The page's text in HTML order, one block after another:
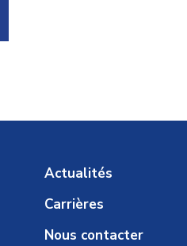
Actualités
Carrières
Nous contacter